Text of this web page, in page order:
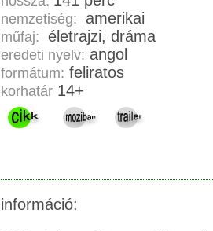
nemzetiség: amerikai
műfaj: életrajzi, dráma
eredeti nyelv: angol
formátum: feliratos
korhatár 14+
információ: